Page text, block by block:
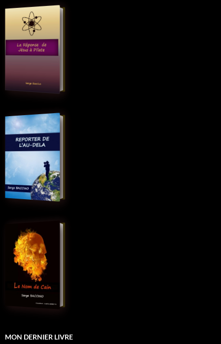
MON DERNIER LIVRE